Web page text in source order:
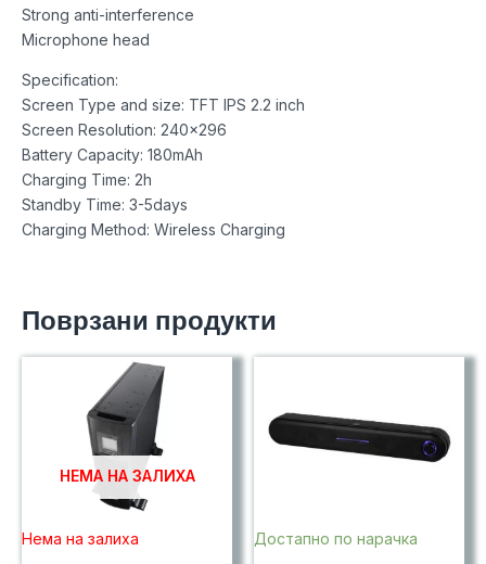
Strong anti-interference
Microphone head
Specification:
Screen Type and size: TFT IPS 2.2 inch
Screen Resolution: 240×296
Battery Capacity: 180mAh
Charging Time: 2h
Standby Time: 3-5days
Charging Method: Wireless Charging
Поврзани продукти
НЕМА НА ЗАЛИХА
Нема на залиха Достапно по нарачка